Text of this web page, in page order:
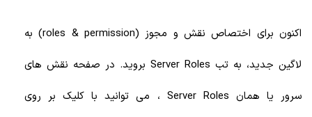
اکنون برای اختصاص نقش و مجوز (roles & permission) به
لاگین جدید، به تب Server Roles بروید. در صفحه نقش های
سرور یا همان Server Roles ، می توانید با کلیک بر روی